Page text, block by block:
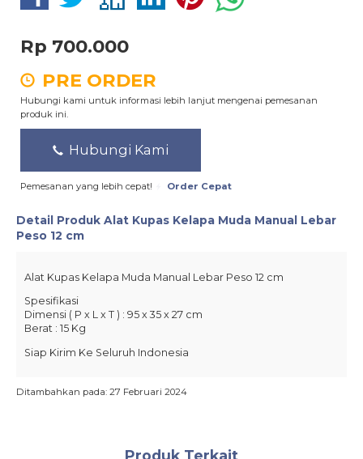
Rp 700.000
PRE ORDER
Hubungi kami untuk informasi lebih lanjut mengenai pemesanan
produk ini.
Hubungi Kami
Pemesanan yang lebih cepat! Order Cepat
Detail Produk Alat Kupas Kelapa Muda Manual Lebar
Peso 12 cm
Alat Kupas Kelapa Muda Manual Lebar Peso 12 cm
Spesifikasi
Dimensi ( P x L x T ) : 95 x 35 x 27 cm
Berat : 15 Kg
Siap Kirim Ke Seluruh Indonesia
Ditambahkan pada: 27 Februari 2024
Produk Terkait